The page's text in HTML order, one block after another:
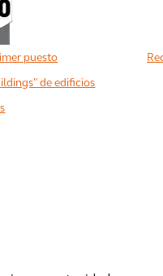
puesto
de edificios